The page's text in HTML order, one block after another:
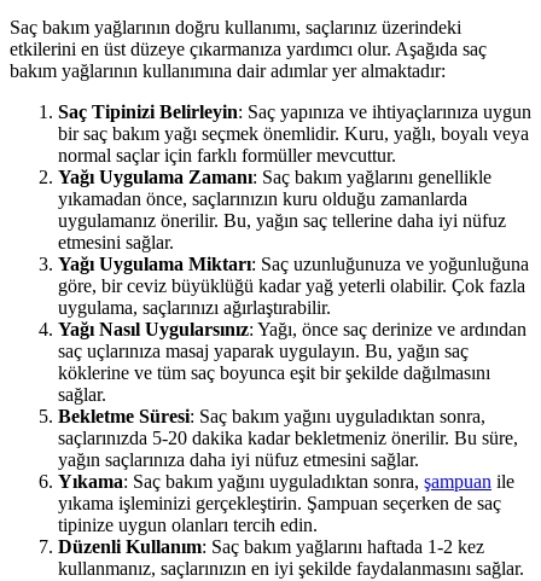
Saç bakım yağlarının doğru kullanımı, saçlarınız üzerindeki
etkilerini en üst düzeye çıkarmanıza yardımcı olur. Aşağıda saç
bakım yağlarının kullanımına dair adımlar yer almaktadır:
Saç Tipinizi Belirleyin: Saç yapınıza ve ihtiyaçlarınıza uygun
bir saç bakım yağı seçmek önemlidir. Kuru, yağlı, boyalı veya
normal saçlar için farklı formüller mevcuttur.
Yağı Uygulama Zamanı: Saç bakım yağlarını genellikle
yıkamadan önce, saçlarınızın kuru olduğu zamanlarda
uygulamanız önerilir. Bu, yağın saç tellerine daha iyi nüfuz
etmesini sağlar.
Yağı Uygulama Miktarı: Saç uzunluğunuza ve yoğunluğuna
göre, bir ceviz büyüklüğü kadar yağ yeterli olabilir. Çok fazla
uygulama, saçlarınızı ağırlaştırabilir.
Yağı Nasıl Uygularsınız: Yağı, önce saç derinize ve ardından
saç uçlarınıza masaj yaparak uygulayın. Bu, yağın saç
köklerine ve tüm saç boyunca eşit bir şekilde dağılmasını
sağlar.
Bekletme Süresi: Saç bakım yağını uyguladıktan sonra,
saçlarınızda 5-20 dakika kadar bekletmeniz önerilir. Bu süre,
yağın saçlarınıza daha iyi nüfuz etmesini sağlar.
Yıkama: Saç bakım yağını uyguladıktan sonra, şampuan ile
yıkama işleminizi gerçekleştirin. Şampuan seçerken de saç
tipinize uygun olanları tercih edin.
Düzenli Kullanım: Saç bakım yağlarını haftada 1-2 kez
kullanmanız, saçlarınızın en iyi şekilde faydalanmasını sağlar.